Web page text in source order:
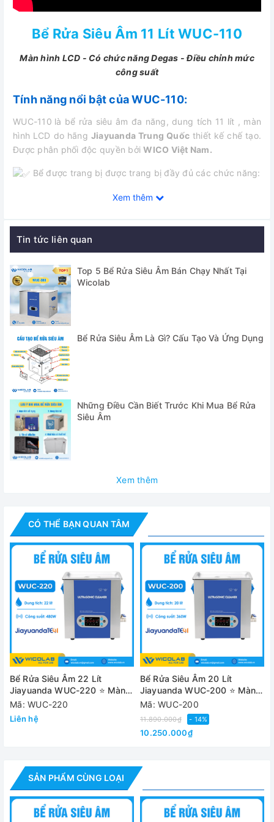
Bể Rửa Siêu Âm 11 Lít WUC-110
Màn hình LCD - Có chức năng Degas - Điều chỉnh mức
công suất
Tính năng nổi bật của WUC-110:
WUC-110 là bể rửa siêu âm đa năng, dung tích 11 lít , màn
hình LCD do hãng Jiayuanda Trung Quốc thiết kế chế tạo.
Được phân phối độc quyền bởiWICO Việt Nam.
Bể được trang bị được trang bị đầy đủ các chức năng:
Degas loại bỏ không khí trong dung dịch đồng thời cải
Bể cho phép người dùng điều chỉnh mức công suất
Màn hình LCD hiển thị trực quan các chế độ hoạt
động, mức công suất, nhiệt độ và thời gian giúp cho việc
vận hàng vô cùng dễ dàng.
Bộ điều khiển cho phép cài đặt thời gian từ 10s-
100min cùng chức năng gia nhiệt lên tới 80 độ C giúp năng
cao hiệu quả làm sạch.
Bể được trang bị Q Tranducer (đầu phát siêu âm) hiệu
suất cao tuổi thọ lâu dài.
Rổ bể rửa được làm bằng thép không gỉ cao cấp, có
tác dụng chống ăn mòn tốt hơn.
Thiết kế nổi bật:
- Bể được thiết kế hoàn toàn bằng thép không gỉ cao cấp,
- Bồn rửa bằng Inox SUS304, được cán định hình nguyên
tấm, không có mối hàn tránh bị rò rỉ do ăn mòn
- Mỗi bể được cung cấp kèm theo 1 giỏ lưới và 1 nắp đậy
- Mỗi bể được trang bị 1 van xả giúp việc vệ sinh sau khi sử
dụng trở nên thật dễ dàng. Ngoài ra bể còn được trang bị
tay cần bằng nhựa bên hông giúp dễ dàng di chuyển ngay
cả khi bể đang chứa đầy nước.
Ứng dụng của bể rửa siêu âm WUC Series:
Xem thêm
Tin tức liên quan
Top 5 Bể Rửa Siêu Âm Bán Chạy Nhất Tại
Wicolab
Bể Rửa Siêu Âm Là Gì? Cấu Tạo Và Ứng Dụng
Những Điều Cần Biết Trước Khi Mua Bể Rửa
Siêu Âm
Xem thêm
CÓ THỂ BẠN QUAN TÂM
Bể Rửa Siêu Âm 22 Lít
Jiayuanda WUC-220 ⭐ Màn
Hình LCD
Mã: WUC-220
Liên hệ
Bể Rửa Siêu Âm 20 Lít
Jiayuanda WUC-200 ⭐ Màn
Hình LCD
Mã: WUC-200
11.890.000₫ - 14%
10.250.000₫
SẢN PHẨM CÙNG LOẠI